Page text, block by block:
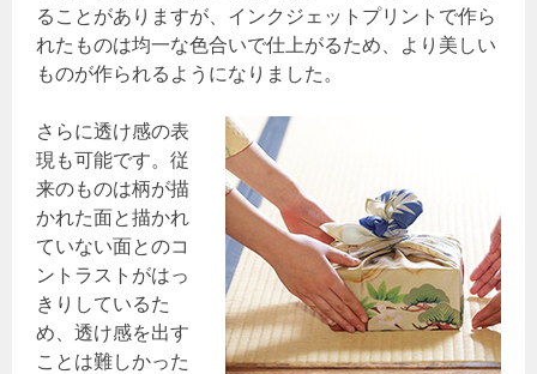
ることがありますが、インクジェットプリントで作ら
れたものは均一な色合いで仕上がるため、より美しい
ものが作られるようになりました。
さらに透け感の表
現も可能です。従
来のものは柄が描
かれた面と描かれ
ていない面とのコ
ントラストがはっ
きりしているた
め、透け感を出す
ことは難しかった